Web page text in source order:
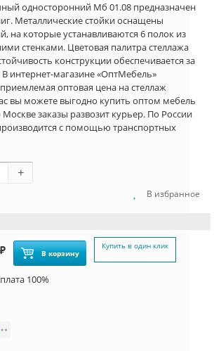
односторонний Мб 01.08 предназначен
Металлические стойки оснащены
на которые устанавливаются 6 полок из
стенками. Цветовая палитра стеллажа
конструкции обеспечивается за
интернет-магазине «ОптМебель»
оптовая цена на стеллаж
вы можете выгодно купить оптом мебель
заказы развозит курьер. По России
с помощью транспортных
В избранное
В корзину
Купить в один клик
100%